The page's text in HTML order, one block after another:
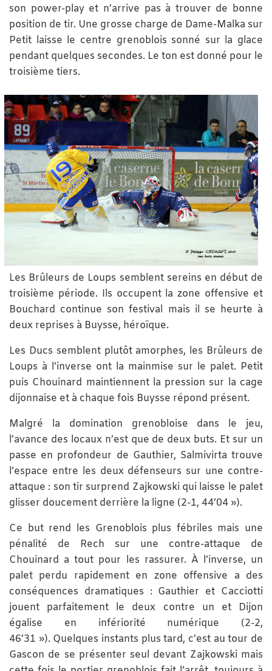
son power-play et n’arrive pas à trouver de bonne
position de tir. Une grosse charge de Dame-Malka sur
Petit laisse le centre grenoblois sonné sur la glace
pendant quelques secondes. Le ton est donné pour le
troisième tiers.
Les Brûleurs de Loups semblent sereins en début de
troisième période. Ils occupent la zone offensive et
Bouchard continue son festival mais il se heurte à
deux reprises à Buysse, héroïque.
Les Ducs semblent plutôt amorphes, les Brûleurs de
Loups à l’inverse ont la mainmise sur le palet. Petit
puis Chouinard maintiennent la pression sur la cage
dijonnaise et à chaque fois Buysse répond présent.
Malgré la domination grenobloise dans le jeu,
l’avance des locaux n’est que de deux buts. Et sur un
passe en profondeur de Gauthier, Salmivirta trouve
l’espace entre les deux défenseurs sur une contre-
attaque : son tir surprend Zajkowski qui laisse le palet
glisser doucement derrière la ligne (2-1, 44’04 »).
Ce but rend les Grenoblois plus fébriles mais une
pénalité de Rech sur une contre-attaque de
Chouinard a tout pour les rassurer. À l’inverse, un
palet perdu rapidement en zone offensive a des
conséquences dramatiques : Gauthier et Cacciotti
jouent parfaitement le deux contre un et Dijon
égalise en infériorité numérique (2-2,
46’31 »). Quelques instants plus tard, c’est au tour de
Gascon de se présenter seul devant Zajkowski mais